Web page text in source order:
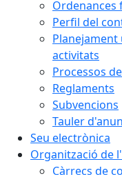
Ordenances
Perfil del
activitats
Processos
Reglaments
Subvencions
Tauler
Seu electrònica
Organització de
Càrrecs de